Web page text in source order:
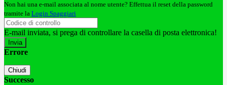
Non hai una e-mail associata al nome utente? Effettua il reset della password
tramite la Login Spaggiari
E-mail inviata, si prega di controllare la casella di posta elettronica!
Errore
Chiudi
Successo